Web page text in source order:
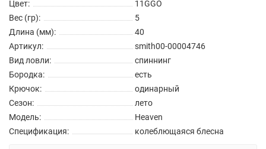
Цвет:
11GGO
Вес (гр):
5
Длина (мм):
40
Артикул:
smith00-00004746
Вид ловли:
спиннинг
Бородка:
есть
Крючок:
одинарный
Сезон:
лето
Модель:
Heaven
Спецификация:
колеблющаяся блесна